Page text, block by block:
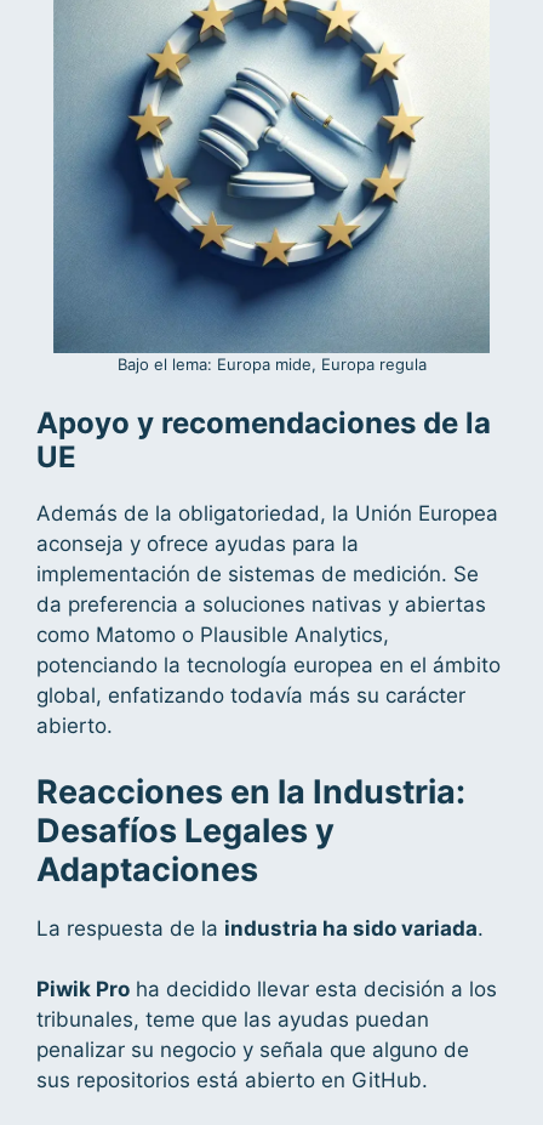
Bajo el lema: Europa mide, Europa regula
Apoyo y recomendaciones de la
UE
Además de la obligatoriedad, la Unión Europea
aconseja y ofrece ayudas para la
implementación de sistemas de medición. Se
da preferencia a soluciones nativas y abiertas
como Matomo o Plausible Analytics,
potenciando la tecnología europea en el ámbito
global, enfatizando todavía más su carácter
abierto.
Reacciones en la Industria:
Desafíos Legales y
Adaptaciones
La respuesta de la industria ha sido variada.
Piwik Pro ha decidido llevar esta decisión a los
tribunales, teme que las ayudas puedan
penalizar su negocio y señala que alguno de
sus repositorios está abierto en GitHub.